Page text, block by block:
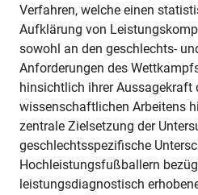
Verfahren, welche einen
Aufklärung von
sowohl an den geschlechts-
Anforderungen des
hinsichtlich ihrer Aussagekraft
wissenschaftlichen Arbeitens
zentrale Zielsetzung der
geschlechtsspezifische
Hochleistungsfußballern
leistungsdiagnostisch